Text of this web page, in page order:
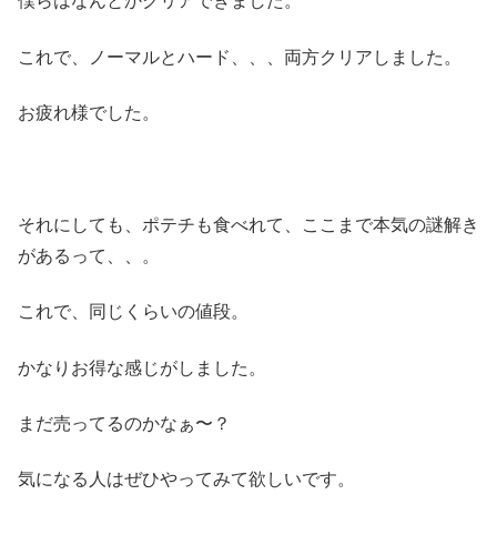
これで、ノーマルとハード、、、両方クリアしました。
お疲れ様でした。
それにしても、ポテチも食べれて、ここまで本気の謎解き
があるって、、。
これで、同じくらいの値段。
かなりお得な感じがしました。
まだ売ってるのかなぁ〜？
気になる人はぜひやってみて欲しいです。